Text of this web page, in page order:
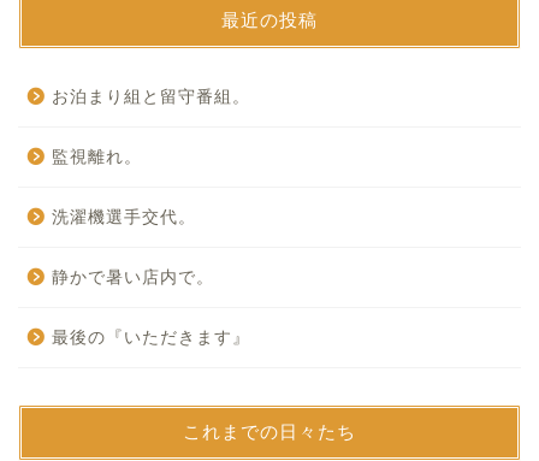
最近の投稿
お泊まり組と留守番組。
監視離れ。
洗濯機選手交代。
静かで暑い店内で。
最後の『いただきます』
これまでの日々たち